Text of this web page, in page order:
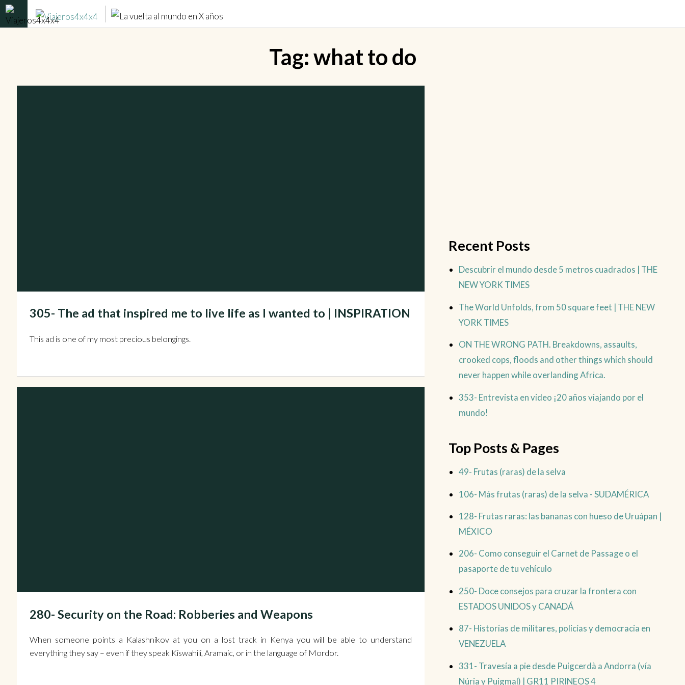
Tag:what to do
305- The ad that inspired me to live life as I wanted to | INSPIRATION
This ad is one of my most precious belongings.
280- Security on the Road: Robberies and Weapons
When someone points a Kalashnikov at you on a lost track in Kenya you will be able to understand
everything they say – even if they speak Kiswahili, Aramaic, or in the language of Mordor.
Recent Posts
Descubrir el mundo desde 5 metros cuadrados | THE
NEW YORK TIMES
The World Unfolds, from 50 square feet | THE NEW
YORK TIMES
ON THE WRONG PATH. Breakdowns, assaults,
crooked cops, floods and other things which should
never happen while overlanding Africa.
353- Entrevista en video ¡20 años viajando por el
mundo!
Top Posts & Pages
49- Frutas (raras) de la selva
106- Más frutas (raras) de la selva - SUDAMÉRICA
128- Frutas raras: las bananas con hueso de Uruápan |
MÉXICO
206- Como conseguir el Carnet de Passage o el
pasaporte de tu vehículo
250- Doce consejos para cruzar la frontera con
ESTADOS UNIDOS y CANADÁ
87- Historias de militares, policías y democracia en
VENEZUELA
331- Travesía a pie desde Puigcerdà a Andorra (vía
Núria y Puigmal) | GR11 PIRINEOS 4